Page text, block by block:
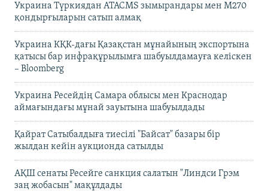
Украина Түркиядан ATACMS зымырандары мен M270
қондырғыларын сатып алмақ
Украина КҚК-дағы Қазақстан мұнайының экспортына
қатысы бар инфрақұрылымға шабуылдамауға келіскен
– Bloomberg
Украина Ресейдің Самара облысы мен Краснодар
аймағындағы мұнай зауытына шабуылдады
Қайрат Сатыбалдыға тиесілі "Байсат" базары бір
жылдан кейін аукционда сатылды
АҚШ сенаты Ресейге санкция салатын "Линдси Грэм
заң жобасын" мақұлдады